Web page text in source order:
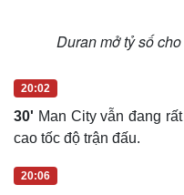
Phòng mạch online
Duran mở tỷ số
20:02
30' Man City vẫn đang
cao tốc độ trận đấu.
20:06